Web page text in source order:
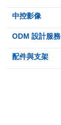
中控影像
ODM 設計服務
配件與支架